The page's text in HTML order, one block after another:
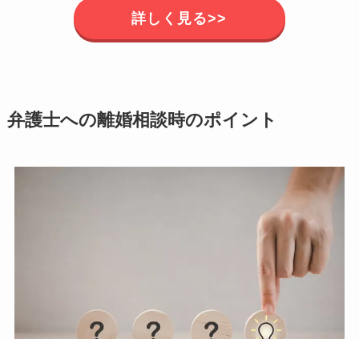
詳しく見る>>
弁護士への離婚相談時のポイント